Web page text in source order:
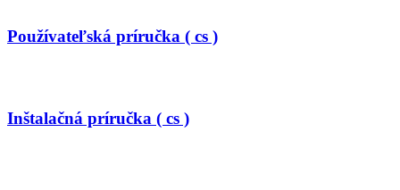
Používateľská príručka ( cs )
Inštalačná príručka ( cs )